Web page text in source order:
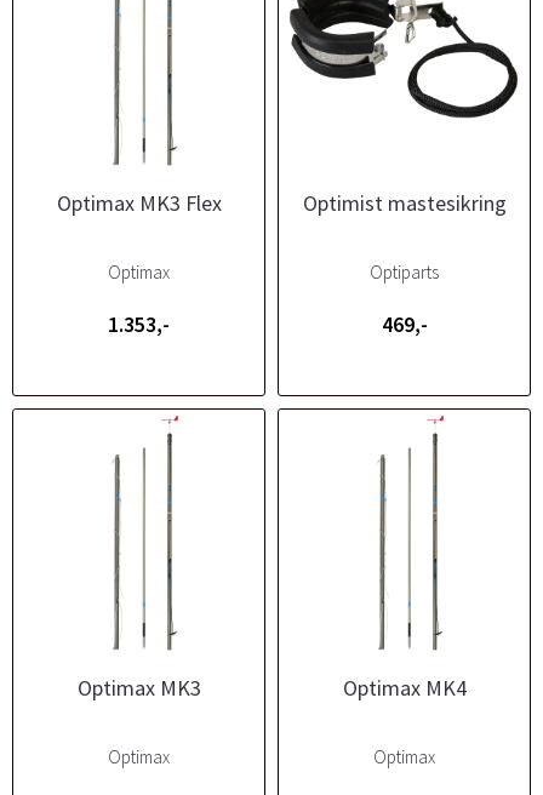
Optimax MK3 Flex
Optimax
1.353,-
Optimist mastesikring
Optiparts
469,-
Optimax MK3
Optimax
Optimax MK4
Optimax